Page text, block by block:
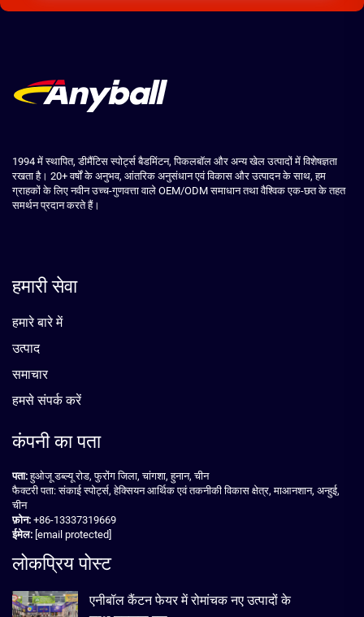
1994 में स्थापित, डीमैंटिस स्पोर्ट्स बैडमिंटन, पिकलबॉल और अन्य खेल उत्पादों में विशेषज्ञता
रखता है। 20+ वर्षों के अनुभव, आंतरिक अनुसंधान एवं विकास और उत्पादन के साथ, हम
ग्राहकों के लिए नवीन उच्च-गुणवत्ता वाले OEM/ODM समाधान तथा वैश्विक एक-छत के तहत
समर्थन प्रदान करते हैं।
हमारी सेवा
हमारे बारे में
उत्पाद
समाचार
हमसे संपर्क करें
कंपनी का पता
पता:हुओजू डब्ल्यू रोड, फुरोंग जिला, चांगशा, हुनान, चीन
फैक्टरी पता: संकाई स्पोर्ट्स, हेक्सियन आर्थिक एवं तकनीकी विकास क्षेत्र, माआनशान, अन्हुई,
चीन
फ़ोन: +86-13337319669
ईमेल: [email protected]
लोकप्रिय पोस्ट
एनीबॉल कैंटन फेयर में रोमांचक नए उत्पादों के